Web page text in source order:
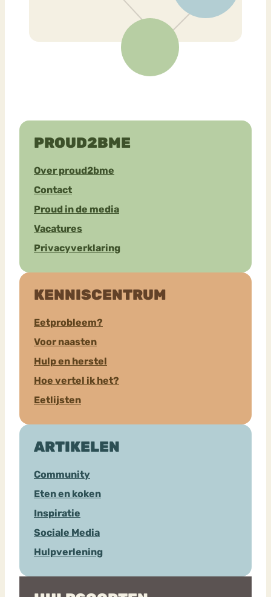
PROUD2BME
Over proud2bme
Contact
Proud in de media
Vacatures
Privacyverklaring
KENNISCENTRUM
Eetprobleem?
Voor naasten
Hulp en herstel
Hoe vertel ik het?
Eetlijsten
ARTIKELEN
Community
Eten en koken
Inspiratie
Sociale Media
Hulpverlening